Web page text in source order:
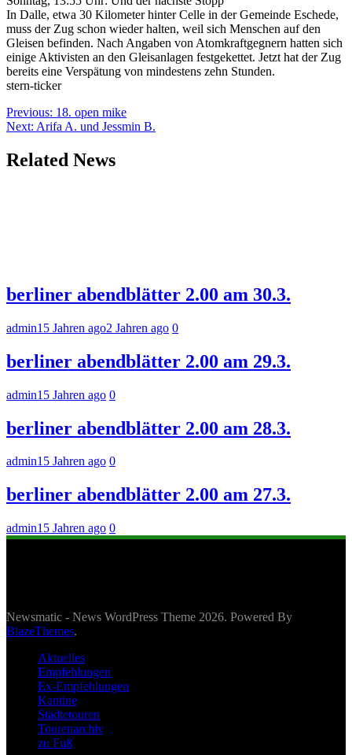
In Dalle, etwa 30 Kilometer hinter Celle in der Gemeinde Eschede,
muss der Zug schon wieder halten, weil sich Menschen auf den
Gleisen befinden. Nach Angaben von Atomkraftgegnern hatten sich
einige Aktivisten an den Gleisanlagen festgekettet. Jetzt hat der Zug
bereits eine Verspätung von mindestens zehn Stunden.
stern-ticker
Beitragsnavigation
Previous: 18. open mike
Next: Arifa A. und Jessmin B.
Related News
berliner abendblätter 2.00 am 30.3.
admin15 Jahren ago2 Jahren ago 0
berliner abendblätter 2.00 am 29.3.
admin15 Jahren ago 0
berliner abendblätter 2.00 am 28.3.
admin15 Jahren ago 0
berliner abendblätter 2.00 am 27.3.
admin15 Jahren ago 0
Newsmatic - News WordPress Theme 2026. Powered By
BlazeThemes.
Aktuelles
Empfehlungen
Ex-Empfehlungen
Kantine
Städtetouren
Tourenarchiv
zu Fuß